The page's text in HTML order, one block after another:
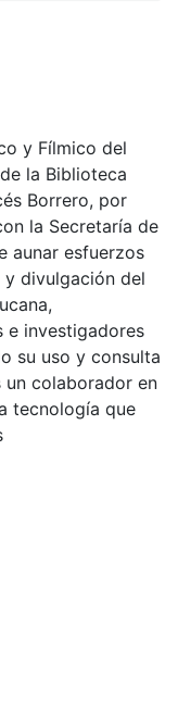
y Fílmico del
la Biblioteca
Borrero, por
la Secretaría de
aunar esfuerzos
y divulgación del
e investigadores
su uso y consulta
un colaborador en
tecnología que